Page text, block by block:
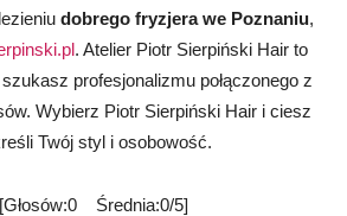
dobrego fryzjera we Poznaniu,
. Atelier Piotr Sierpiński Hair to
profesjonalizmu połączonego z
Wybierz Piotr Sierpiński Hair i ciesz
Twój styl i osobowość.
[Głosów:0 Średnia:0/5]